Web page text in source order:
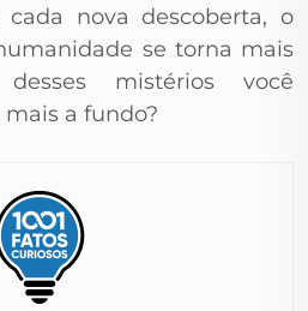
nova descoberta, o
se torna mais
mistérios você
a fundo?